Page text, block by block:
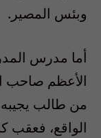
وبئس المصير.
أما مدرس
الأعظم صاحب
من طالب يجيبه
الواقع، فعقب